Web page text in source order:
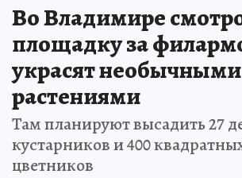
Во Владимире
площадку за
украсят необычными
растениями
Там планируют высадить 27
кустарников и 400
цветников